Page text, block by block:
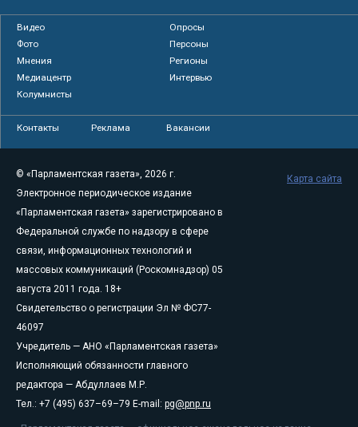
Видео
Опросы
Фото
Персоны
Мнения
Регионы
Медиацентр
Интервью
Колумнисты
Контакты Реклама Вакансии
© «Парламентская газета», 2026 г.
Электронное периодическое издание
«Парламентская газета» зарегистрировано в
Федеральной службе по надзору в сфере
связи, информационных технологий и
массовых коммуникаций (Роскомнадзор) 05
августа 2011 года. 18+
Свидетельство о регистрации Эл № ФС77-
46097
Учредитель — АНО «Парламентская газета»
Исполняющий обязанности главного
редактора — Абдуллаев М.Р.
Тел.: +7 (495) 637–69–79 E-mail: pg@pnp.ru
Карта сайта